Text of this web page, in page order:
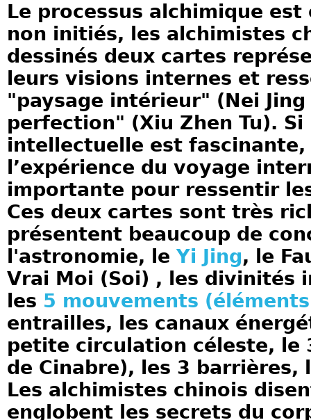
Le processus alchimique
non initiés, les alchimistes
dessinés deux cartes
leurs visions internes et
"paysage intérieur" (Nei
perfection" (Xiu Zhen Tu).
intellectuelle est
l’expérience du voyage
importante pour ressentir
Ces deux cartes sont très
présentent beaucoup de
l'astronomie, le Yi Jing, le
Vrai Moi (Soi) , les divinités
les 5 mouvements
entrailles, les canaux
petite circulation céleste, le
de Cinabre), les 3 barrières,
Les alchimistes chinois
englobent les secrets du